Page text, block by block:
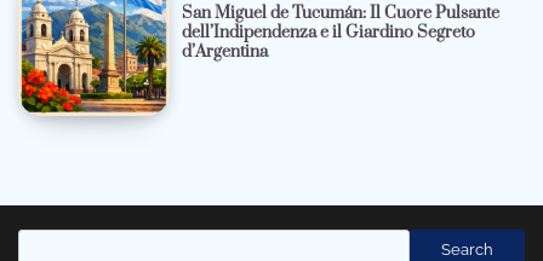
San Miguel de Tucumán: Il Cuore Pulsante
dell’Indipendenza e il Giardino Segreto
d’Argentina
Search